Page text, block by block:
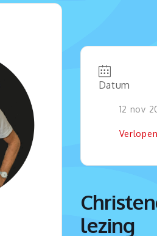
Datum
12 nov
lezing